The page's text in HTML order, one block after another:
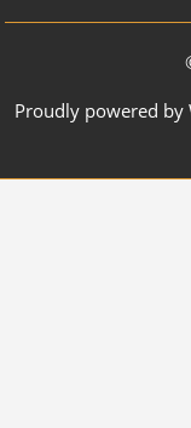
Proudly powered by